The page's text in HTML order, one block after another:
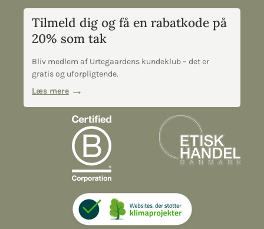
Tilmeld dig og få en rabatkode på
20% som tak
Bliv medlem af Urtegaardens kundeklub – det er
gratis og uforpligtende.
Læs mere